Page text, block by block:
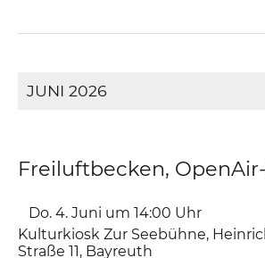
JUNI 2026
Freiluftbecken,
Do. 4. Juni um 14:00 Uhr
Kulturkiosk Zur Seebühne,
Straße 11 Bayreuth